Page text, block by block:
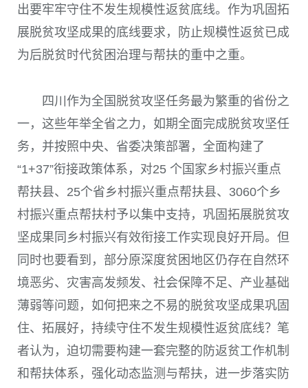
出要牢牢守住不发生规模性返贫底线。作为巩固拓
展脱贫攻坚成果的底线要求，防止规模性返贫已成
为后脱贫时代贫困治理与帮扶的重中之重。
四川作为全国脱贫攻坚任务最为繁重的省份之
一，这些年举全省之力，如期全面完成脱贫攻坚任
务，并按照中央、省委决策部署，全面构建了
“1+37”衔接政策体系，对25 个国家乡村振兴重点
帮扶县、 25个省乡村振兴重点帮扶县、 3060个乡
村振兴重点帮扶村予以集中支持，巩固拓展脱贫攻
坚成果同乡村振兴有效衔接工作实现良好开局。但
同时也要看到，部分原深度贫困地区仍存在自然环
境恶劣、灾害高发频发、社会保障不足、产业基础
薄弱等问题，如何把来之不易的脱贫攻坚成果巩固
住、拓展好，持续守住不发生规模性返贫底线？笔
者认为，迫切需要构建一套完整的防返贫工作机制
和帮扶体系，强化动态监测与帮扶，进一步落实防